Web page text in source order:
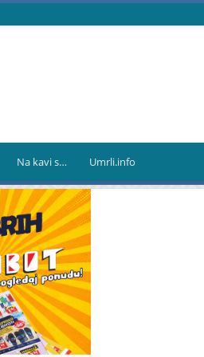
Na kavi s… Umrli.info